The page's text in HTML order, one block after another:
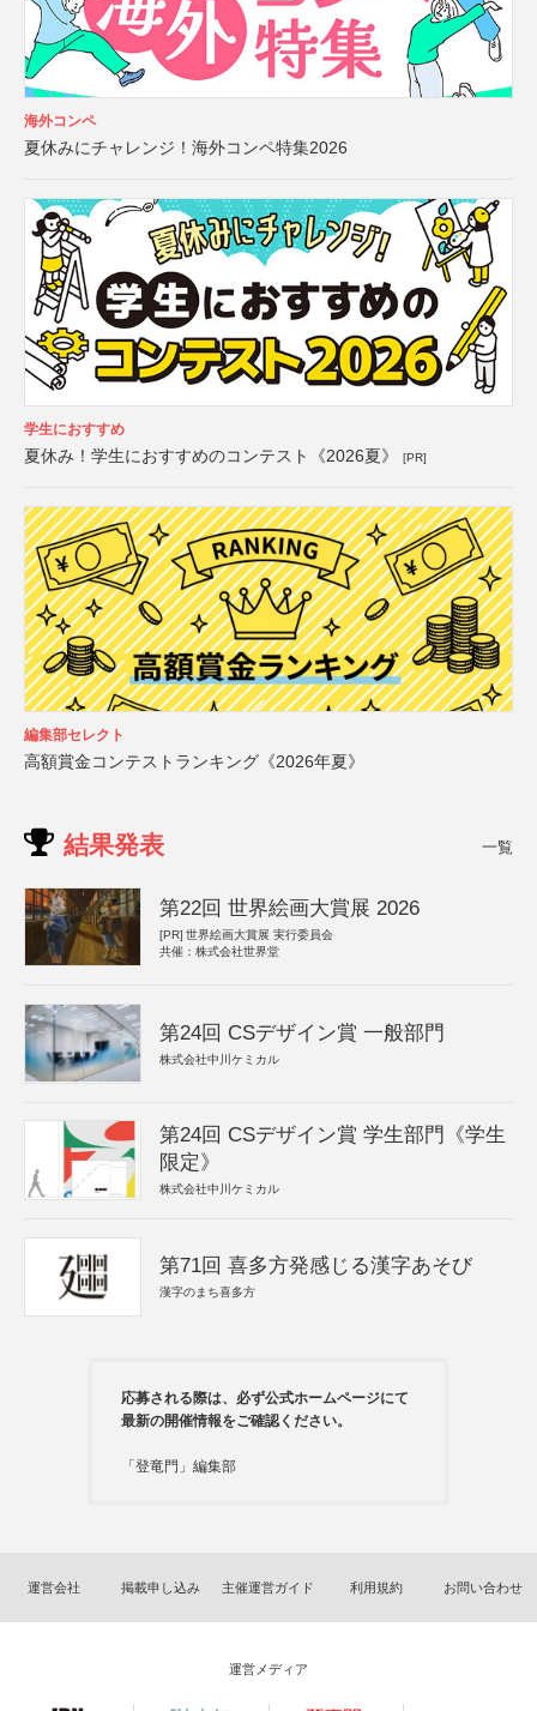
海外コンペ
夏休みにチャレンジ！海外コンペ特集2026
学生におすすめ
夏休み！学生におすすめのコンテスト《2026夏》 [PR]
編集部セレクト
高額賞金コンテストランキング《2026年夏》
結果発表 一覧
第22回 世界絵画大賞展 2026
[PR] 世界絵画大賞展 実行委員会
共催：株式会社世界堂
第24回 CSデザイン賞 一般部門
株式会社中川ケミカル
第24回 CSデザイン賞 学生部門《学生
限定》
株式会社中川ケミカル
第71回 喜多方発感じる漢字あそび
漢字のまち喜多方
応募される際は、必ず公式ホームページにて
最新の開催情報をご確認ください。
「登竜門」編集部
運営会社 掲載申し込み 主催運営ガイド 利用規約 お問い合わせ
運営メディア